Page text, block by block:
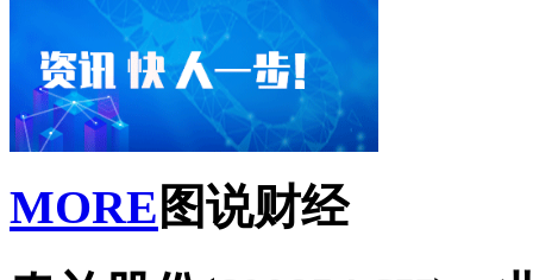
MORE 图说财经